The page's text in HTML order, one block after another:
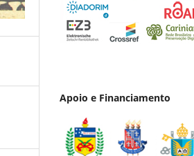
Apoio e Financiamento